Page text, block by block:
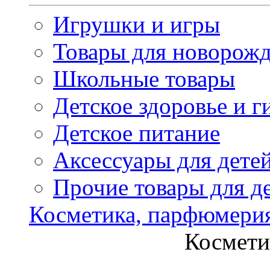
Игрушки и игры
Товары для
Школьные товары
Детское здоровье и
Детское питание
Аксессуары для
Прочие товары для
Косметика,